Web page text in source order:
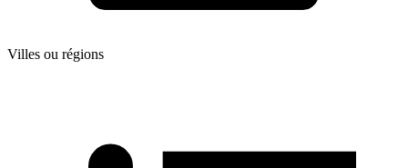
Villes ou régions